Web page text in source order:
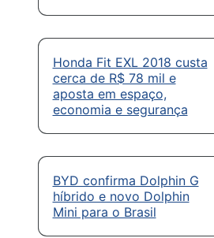
Honda Fit EXL 2018 custa
cerca de R$ 78 mil e
aposta em espaço,
economia e segurança
BYD confirma Dolphin G
híbrido e novo Dolphin
Mini para o Brasil